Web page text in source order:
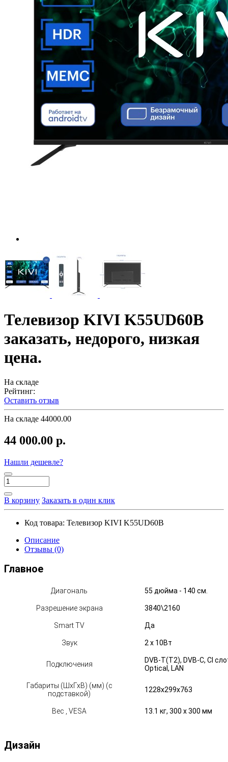
Телевизор KIVI K55UD60B
заказать, недорого, низкая
цена.
На складе
Рейтинг:
Оставить отзыв
На складе 44000.00
44 000.00 р.
Нашли дешевле?
В корзину Заказать в один клик
Код товара: Телевизор KIVI K55UD60B
Описание
Отзывы (0)
Главное
Диагональ 55 дюйма - 140 см.
Разрешение экрана 3840\2160
Smart TV Да
Звук 2 х 10Вт
Подключения
DVB-T(T2), DVB-C, CI
Optical, LAN
Габариты (ШхГхВ) (мм) (с
подставкой)
1228x299x763
Вес , VESA 13.1 кг, 300 х 300 мм
Дизайн